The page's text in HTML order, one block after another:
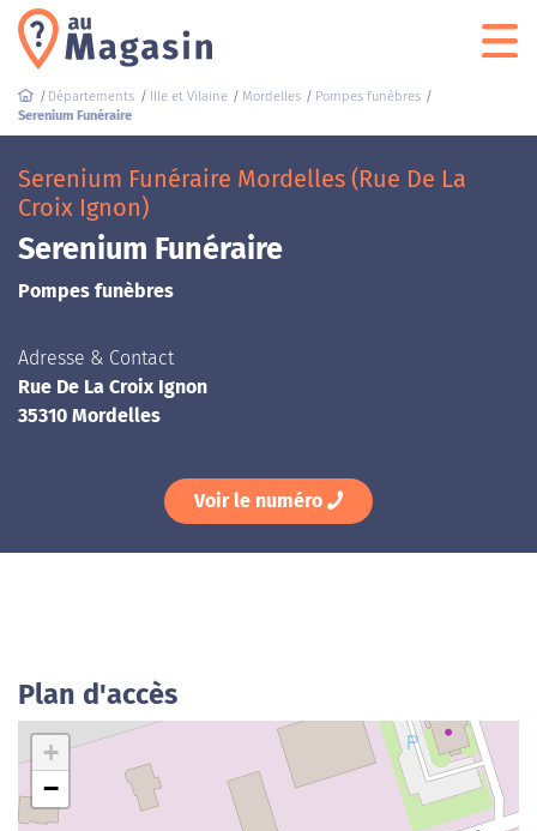
Départements Ille et Vilaine Mordelles
Pompes funèbres
Serenium Funéraire
Serenium Funéraire Mordelles (Rue De La
Croix Ignon)
Serenium Funéraire
Pompes funèbres
Adresse & Contact
Rue De La Croix Ignon
35310 Mordelles
Voir le numéro
Plan d'accès
+
−